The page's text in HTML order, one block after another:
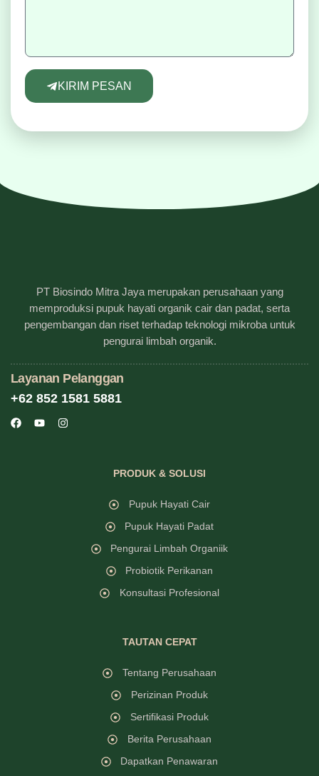
KIRIM PESAN
PT Biosindo Mitra Jaya merupakan perusahaan yang
memproduksi pupuk hayati organik cair dan padat, serta
pengembangan dan riset terhadap teknologi mikroba untuk
pengurai limbah organik.
Layanan Pelanggan
+62 852 1581 5881
PRODUK & SOLUSI
Pupuk Hayati Cair
Pupuk Hayati Padat
Pengurai Limbah Organiik
Probiotik Perikanan
Konsultasi Profesional
TAUTAN CEPAT
Tentang Perusahaan
Perizinan Produk
Sertifikasi Produk
Berita Perusahaan
Dapatkan Penawaran